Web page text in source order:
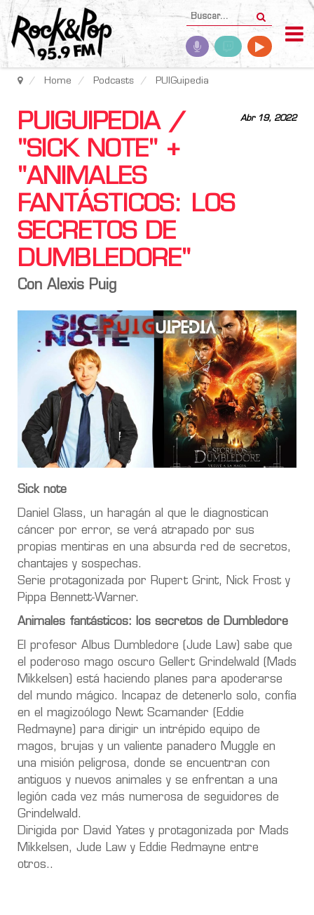
Home Podcasts PUIGuipedia
Abr 19, 2022
PUIGUIPEDIA /
"SICK NOTE" +
"ANIMALES
FANTÁSTICOS: LOS
SECRETOS DE
DUMBLEDORE"
Con Alexis Puig
Sick note
Daniel Glass, un haragán al que le diagnostican
cáncer por error, se verá atrapado por sus
propias mentiras en una absurda red de secretos,
chantajes y sospechas.
Serie protagonizada por Rupert Grint, Nick Frost y
Pippa Bennett-Warner.
Animales fantásticos: los secretos de Dumbledore
El profesor Albus Dumbledore (Jude Law) sabe que
el poderoso mago oscuro Gellert Grindelwald (Mads
Mikkelsen) está haciendo planes para apoderarse
del mundo mágico. Incapaz de detenerlo solo, confía
en el magizoólogo Newt Scamander (Eddie
Redmayne) para dirigir un intrépido equipo de
magos, brujas y un valiente panadero Muggle en
una misión peligrosa, donde se encuentran con
antiguos y nuevos animales y se enfrentan a una
legión cada vez más numerosa de seguidores de
Grindelwald.
Dirigida por David Yates y protagonizada por Mads
Mikkelsen, Jude Law y Eddie Redmayne entre
otros..